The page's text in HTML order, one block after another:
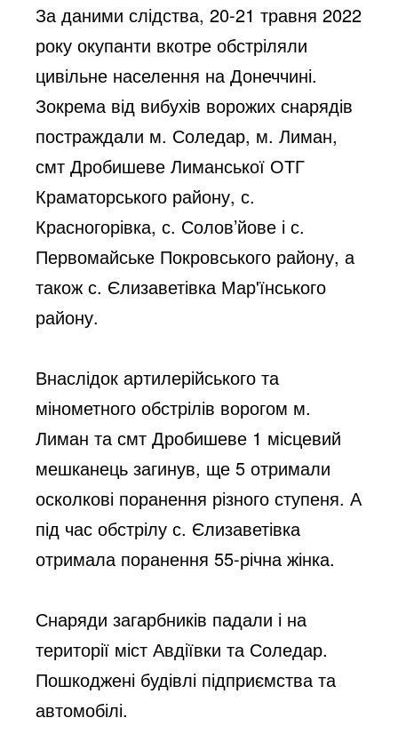
За даними слідства, 20-21 травня 2022
року окупанти вкотре обстріляли
цивільне населення на Донеччині.
Зокрема від вибухів ворожих снарядів
постраждали м. Соледар, м. Лиман,
смт Дробишеве Лиманської ОТГ
Краматорського району, с.
Красногорівка, с. Солов’йове і с.
Первомайське Покровського району, а
також с. Єлизаветівка Мар'їнського
району.
Внаслідок артилерійського та
мінометного обстрілів ворогом м.
Лиман та смт Дробишеве 1 місцевий
мешканець загинув, ще 5 отримали
осколкові поранення різного ступеня. А
під час обстрілу с. Єлизаветівка
отримала поранення 55-річна жінка.
Снаряди загарбників падали і на
території міст Авдіївки та Соледар.
Пошкоджені будівлі підприємства та
автомобілі.